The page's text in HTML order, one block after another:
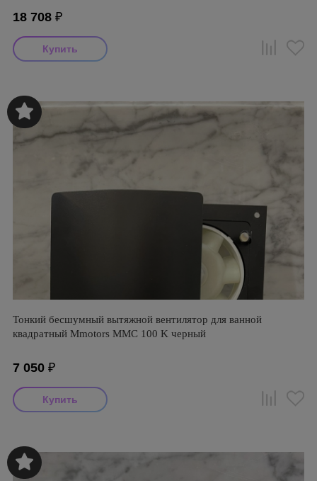
18 708 ₽
Тонкий бесшумный вытяжной вентилятор для ванной
квадратный Mmotors ММC 100 K черный
7 050 ₽